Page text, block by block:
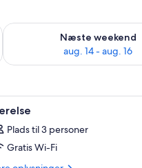
aug. 7 - aug. 9
Næste weekend
aug. 14 - aug. 16
Tjek tilgængelighed for
stol, natbord, spejl og Et
5
Plads til 3 personer
Gratis Wi-Fi